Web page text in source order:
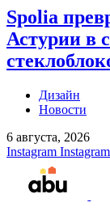
Spolia
Астурии в
Дизайн
Новости
6 августа, 2026
Instagram Instagram